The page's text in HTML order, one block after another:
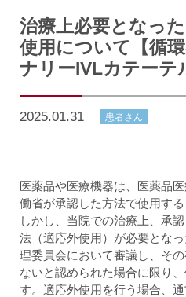
治療上必要となっ
使用について【循
ナリーIVLカテーテ
2025.01.31 患者さん
医薬品や医療機器は、医薬品
働省が承認した方法で使用す
しかし、当院での治療上、承
法（適応外使用）が必要とな
理委員会において審議し、そ
ないと認められた場合に限り
す。適応外使用を行う場合、